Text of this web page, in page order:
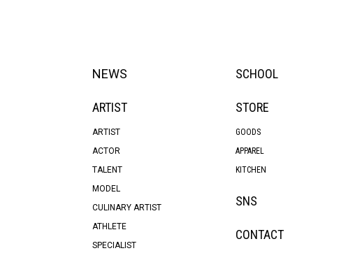
NEWS
ARTIST
ARTIST
ACTOR
TALENT
MODEL
CULINARY ARTIST
ATHLETE
SPECIALIST
SCHOOL
STORE
GOODS
APPAREL
KITCHEN
SNS
CONTACT